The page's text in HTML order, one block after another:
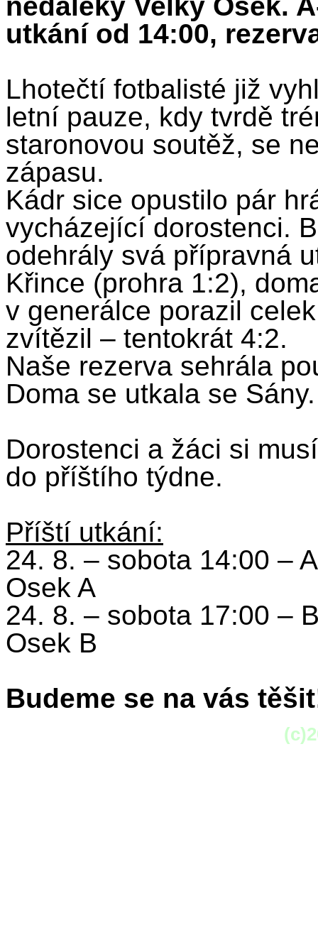
utkání od 14:00,
Lhotečtí fotbalisté již
letní pauze, kdy tvrdě
staronovou soutěž, se
zápasu.
Kádr sice opustilo pár
vycházející dorostenci.
odehrály svá přípravná
Křince (prohra 1:2),
v generálce porazil
zvítězil – tentokrát 4:2.
Naše rezerva sehrála
Doma se utkala se
Dorostenci a žáci si
do příštího týdne.
Příští utkání:
24. 8. – sobota 14:00 –
Osek A
24. 8. – sobota 17:00 –
Osek B
Budeme se na vás